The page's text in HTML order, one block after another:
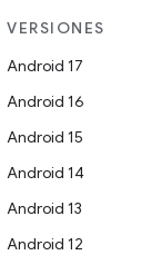
VERSIONES
Android 17
Android 16
Android 15
Android 14
Android 13
Android 12